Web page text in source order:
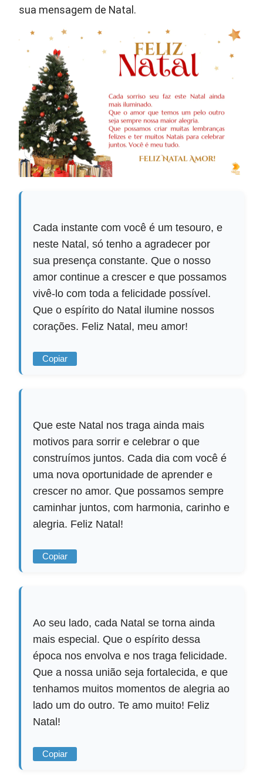
sua mensagem de Natal.
Cada instante com você é um tesouro, e
neste Natal, só tenho a agradecer por
sua presença constante. Que o nosso
amor continue a crescer e que possamos
vivê-lo com toda a felicidade possível.
Que o espírito do Natal ilumine nossos
corações. Feliz Natal, meu amor!
Copiar
Que este Natal nos traga ainda mais
motivos para sorrir e celebrar o que
construímos juntos. Cada dia com você é
uma nova oportunidade de aprender e
crescer no amor. Que possamos sempre
caminhar juntos, com harmonia, carinho e
alegria. Feliz Natal!
Copiar
Ao seu lado, cada Natal se torna ainda
mais especial. Que o espírito dessa
época nos envolva e nos traga felicidade.
Que a nossa união seja fortalecida, e que
tenhamos muitos momentos de alegria ao
lado um do outro. Te amo muito! Feliz
Natal!
Copiar